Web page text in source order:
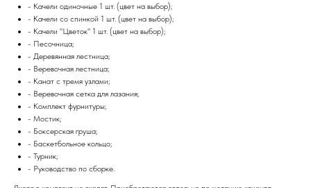
- Качели одиночные 1 шт. (цвет на выбор);
- Качели со спинкой 1 шт. (цвет на выбор);
- Качели "Цветок" 1 шт. (цвет на выбор);
- Песочница;
- Деревянная лестница;
- Веревочная лестница;
- Канат с тремя узлами;
- Веревочная сетка для лазания;
- Комплект фурнитуры;
- Мостик;
- Боксерская груша;
- Баскетбольное кольцо;
- Турник;
- Руководство по сборке.